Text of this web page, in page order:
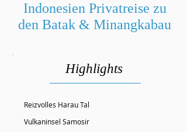
Indonesien Privatreise zu
den Batak & Minangkabau
Highlights
Reizvolles Harau Tal
Vulkaninsel Samosir